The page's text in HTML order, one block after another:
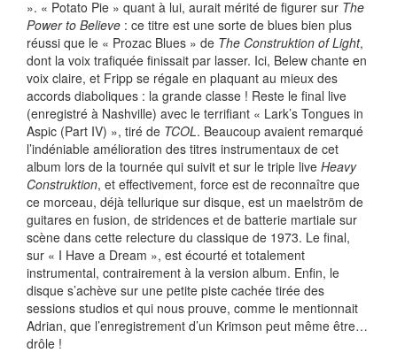
». « Potato Pie » quant à lui, aurait mérité de figurer sur The
Power to Believe : ce titre est une sorte de blues bien plus
réussi que le « Prozac Blues » de The Construktion of Light,
dont la voix trafiquée finissait par lasser. Ici, Belew chante en
voix claire, et Fripp se régale en plaquant au mieux des
accords diaboliques : la grande classe ! Reste le final live
(enregistré à Nashville) avec le terrifiant « Lark’s Tongues in
Aspic (Part IV) », tiré de TCOL. Beaucoup avaient remarqué
l’indéniable amélioration des titres instrumentaux de cet
album lors de la tournée qui suivit et sur le triple live Heavy
Construktion, et effectivement, force est de reconnaître que
ce morceau, déjà tellurique sur disque, est un maelström de
guitares en fusion, de stridences et de batterie martiale sur
scène dans cette relecture du classique de 1973. Le final,
sur « I Have a Dream », est écourté et totalement
instrumental, contrairement à la version album. Enfin, le
disque s’achève sur une petite piste cachée tirée des
sessions studios et qui nous prouve, comme le mentionnait
Adrian, que l’enregistrement d’un Krimson peut même être…
drôle !